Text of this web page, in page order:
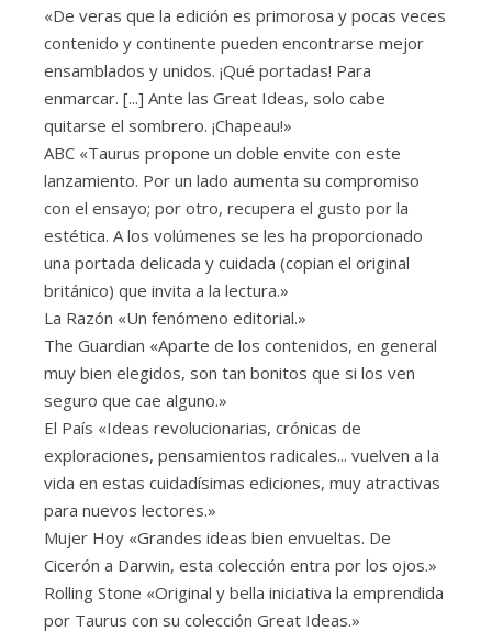
«De veras que la edición es primorosa y pocas veces
contenido y continente pueden encontrarse mejor
ensamblados y unidos. ¡Qué portadas! Para
enmarcar. [...] Ante las Great Ideas, solo cabe
quitarse el sombrero. ¡Chapeau!»
ABC «Taurus propone un doble envite con este
lanzamiento. Por un lado aumenta su compromiso
con el ensayo; por otro, recupera el gusto por la
estética. A los volúmenes se les ha proporcionado
una portada delicada y cuidada (copian el original
británico) que invita a la lectura.»
La Razón «Un fenómeno editorial.»
The Guardian «Aparte de los contenidos, en general
muy bien elegidos, son tan bonitos que si los ven
seguro que cae alguno.»
El País «Ideas revolucionarias, crónicas de
exploraciones, pensamientos radicales... vuelven a la
vida en estas cuidadísimas ediciones, muy atractivas
para nuevos lectores.»
Mujer Hoy «Grandes ideas bien envueltas. De
Cicerón a Darwin, esta colección entra por los ojos.»
Rolling Stone «Original y bella iniciativa la emprendida
por Taurus con su colección Great Ideas.»